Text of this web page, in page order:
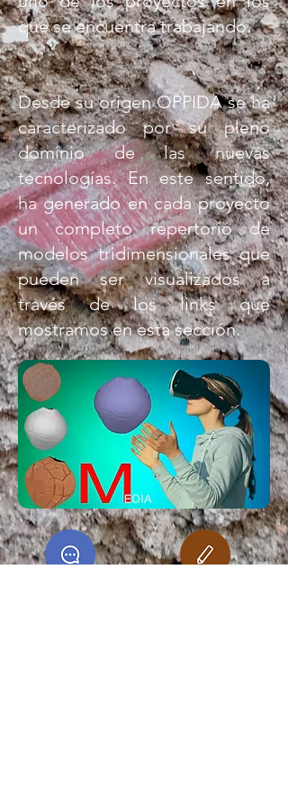
que se encuentra trabajando.
Desde su origen OPPIDA se ha
caracterizado por su pleno
dominio de las nuevas
tecnologías. En este sentido,
ha generado en cada proyecto
un completo repertorio de
modelos tridimensionales que
pueden ser visualizados a
través de los links que
mostramos en esta sección.